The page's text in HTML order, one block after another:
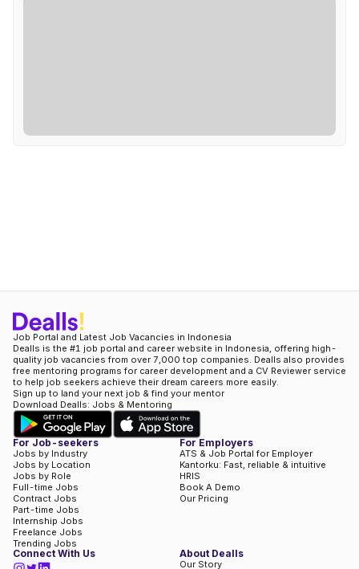
Job Portal and Latest Job Vacancies in Indonesia
Dealls is the #1 job portal and career website in Indonesia, offering high-
quality job vacancies from over 7,000 top companies. Dealls also provides
free mentoring programs for career development and a CV Reviewer service
to help job seekers achieve their dream careers more easily.
Sign up to land your next job & find your mentor
Download Dealls: Jobs & Mentoring
For Job-seekers
Jobs by Industry
Jobs by Location
Jobs by Role
Full-time Jobs
Contract Jobs
Part-time Jobs
Internship Jobs
Freelance Jobs
Trending Jobs
For Employers
ATS & Job Portal for Employer
Kantorku: Fast, reliable & intuitive
HRIS
Book A Demo
Our Pricing
Connect With Us About Dealls
Our Story